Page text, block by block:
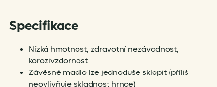
Specifikace
Nízká hmotnost, zdravotní nezávadnost,
korozivzdornost
Závěsné madlo lze jednoduše sklopit (příliš
neovlivňuje skladnost hrnce)